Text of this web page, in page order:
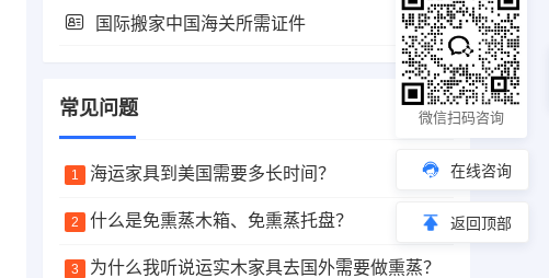
国际搬家中国海关所需证件
常见问题
1 海运家具到美国需要多长时间？
2 什么是免熏蒸木箱、免熏蒸托盘？
3 为什么我听说运实木家具去国外需要做熏蒸？
微信扫码咨询
在线咨询
返回顶部